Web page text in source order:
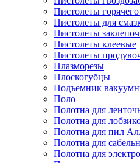
Пистолеты горячего
Пистолеты для
Пистолеты
Пистолеты клеевые
Пистолеты
Плазморезы
Плоскогубцы
Подъемник
Поло
Полотна для
Полотна для
Полотна для пил
Полотна для
Полотна для